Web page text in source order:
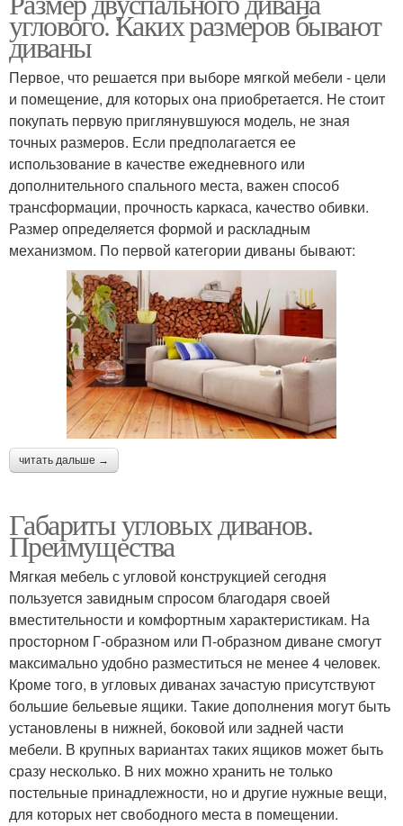
углового. Каких размеров бывают
диваны
Первое, что решается при выборе мягкой мебели - цели
и помещение, для которых она приобретается. Не стоит
покупать первую приглянувшуюся модель, не зная
точных размеров. Если предполагается ее
использование в качестве ежедневного или
дополнительного спального места, важен способ
трансформации, прочность каркаса, качество обивки.
Размер определяется формой и раскладным
механизмом. По первой категории диваны бывают:
читать дальше →
Габариты угловых диванов.
Преимущества
Мягкая мебель с угловой конструкцией сегодня
пользуется завидным спросом благодаря своей
вместительности и комфортным характеристикам. На
просторном Г-образном или П-образном диване смогут
максимально удобно разместиться не менее 4 человек.
Кроме того, в угловых диванах зачастую присутствуют
большие бельевые ящики. Такие дополнения могут быть
установлены в нижней, боковой или задней части
мебели. В крупных вариантах таких ящиков может быть
сразу несколько. В них можно хранить не только
постельные принадлежности, но и другие нужные вещи,
для которых нет свободного места в помещении.